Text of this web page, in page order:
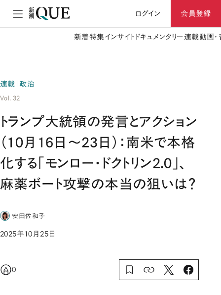
ログイン 会員登録
新着特集 インサイト ドキュメンタリー 連載動画
連載｜政治
Vol. 32
トランプ大統領の発言とアクション
（10月16日～23日）：南米で本格
化する「モンロー・ドクトリン2.0」、
麻薬ボート攻撃の本当の狙いは？
安田佐和子
2025年10月25日
0